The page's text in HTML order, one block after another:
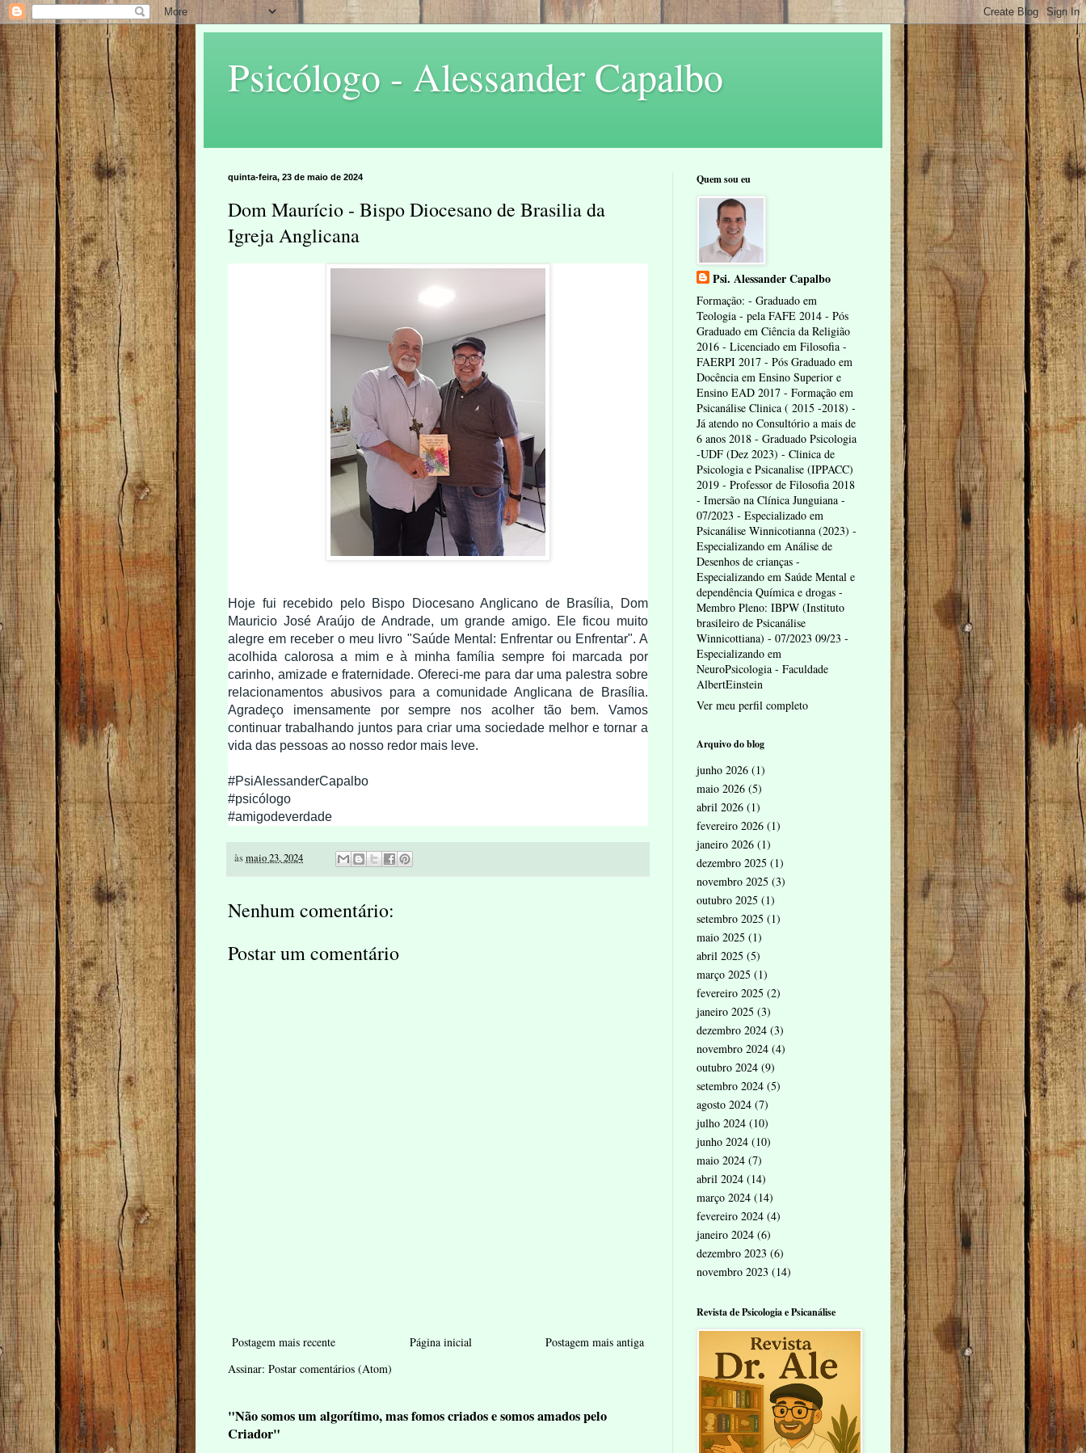
Psicólogo - Alessander Capalbo
quinta-feira, 23 de maio de 2024
Dom Maurício - Bispo Diocesano de Brasilia da
Igreja Anglicana
Hoje fui recebido pelo Bispo Diocesano Anglicano de Brasília, Dom
Mauricio José Araújo de Andrade, um grande amigo. Ele ficou muito
alegre em receber o meu livro "Saúde Mental: Enfrentar ou Enfrentar". A
acolhida calorosa a mim e à minha família sempre foi marcada por
carinho, amizade e fraternidade. Ofereci-me para dar uma palestra sobre
relacionamentos abusivos para a comunidade Anglicana de Brasília.
Agradeço imensamente por sempre nos acolher tão bem. Vamos
continuar trabalhando juntos para criar uma sociedade melhor e tornar a
vida das pessoas ao nosso redor mais leve.
#PsiAlessanderCapalbo
#psicólogo
#amigodeverdade
àsmaio 23, 2024
Nenhum comentário:
Postar um comentário
Postagem mais recente Postagem mais antiga
Página inicial
Assinar: Postar comentários (Atom)
"Não somos um algorítimo, mas fomos criados e somos amados pelo
Criador"
Quem sou eu
Psi. Alessander Capalbo
Formação: - Graduado em
Teologia - pela FAFE 2014 - Pós
Graduado em Ciência da Religião
2016 - Licenciado em Filosofia -
FAERPI 2017 - Pós Graduado em
Docência em Ensino Superior e
Ensino EAD 2017 - Formação em
Psicanálise Clinica ( 2015 -2018) -
Já atendo no Consultório a mais de
6 anos 2018 - Graduado Psicologia
-UDF (Dez 2023) - Clinica de
Psicologia e Psicanalise (IPPACC)
2019 - Professor de Filosofia 2018
- Imersão na Clínica Junguiana -
07/2023 - Especializado em
Psicanálise Winnicotianna (2023) -
Especializando em Análise de
Desenhos de crianças -
Especializando em Saúde Mental e
dependência Química e drogas -
Membro Pleno: IBPW (Instituto
brasileiro de Psicanálise
Winnicottiana) - 07/2023 09/23 -
Especializando em
NeuroPsicologia - Faculdade
AlbertEinstein
Ver meu perfil completo
Arquivo do blog
junho 2026 (1)
maio 2026 (5)
abril 2026 (1)
fevereiro 2026 (1)
janeiro 2026 (1)
dezembro 2025 (1)
novembro 2025 (3)
outubro 2025 (1)
setembro 2025 (1)
maio 2025 (1)
abril 2025 (5)
março 2025 (1)
fevereiro 2025 (2)
janeiro 2025 (3)
dezembro 2024 (3)
novembro 2024 (4)
outubro 2024 (9)
setembro 2024 (5)
agosto 2024 (7)
julho 2024 (10)
junho 2024 (10)
maio 2024 (7)
abril 2024 (14)
março 2024 (14)
fevereiro 2024 (4)
janeiro 2024 (6)
dezembro 2023 (6)
novembro 2023 (14)
Revista de Psicologia e Psicanálise